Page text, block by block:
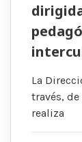
La
través,
realiza